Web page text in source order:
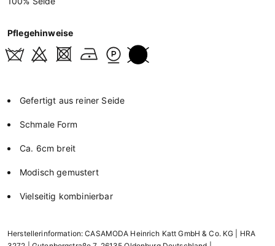
Pflegehinweise
Gefertigt aus reiner Seide
Schmale Form
Ca. 6cm breit
Modisch gemustert
Vielseitig kombinierbar
Herstellerinformation: CASAMODA Heinrich Katt GmbH & Co. KG | HRA